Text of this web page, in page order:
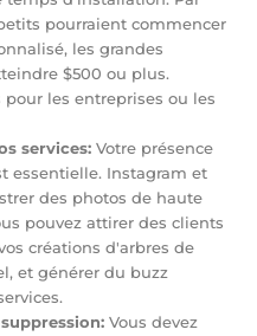
pourraient commencer
les grandes
$500 ou plus.
pour les entreprises ou les
services: Votre présence
essentielle. Instagram et
des photos de haute
pouvez attirer des clients
créations d'arbres de
et générer du buzz
Vous devez